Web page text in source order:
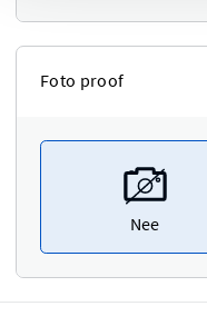
Foto proof
Nee